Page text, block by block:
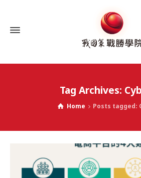
Tag Archives:
Home Posts tagged: